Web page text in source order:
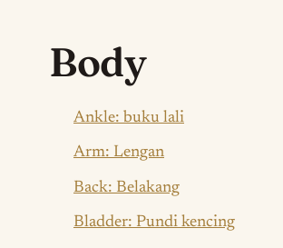
Body
Ankle: buku lali
Arm: Lengan
Back: Belakang
Bladder: Pundi kencing